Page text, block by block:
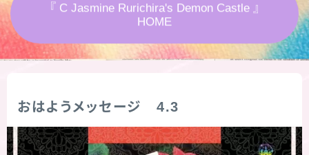
秘密部屋
お知らせ
『 C Jasmine Rurichira's Demon Castle 』
HOME
おはようメッセージ 4.3